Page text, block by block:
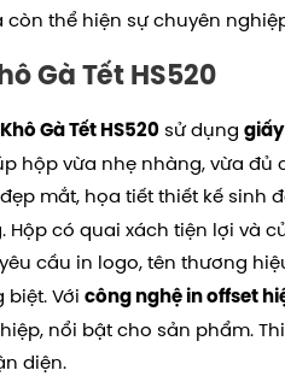
thể hiện sự chuyên
Gà Tết HS520
Gà Tết HS520 sử dụng
hộp vừa nhẹ nhàng, vừa đủ
mắt, họa tiết thiết kế
có quai xách tiện lợi và
cầu in logo, tên thương
Với công nghệ in offset
nổi bật cho sản phẩm.
diện.